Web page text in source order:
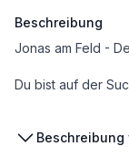
Beschreibung
Jonas am Feld -
Du bist auf der Suche nach